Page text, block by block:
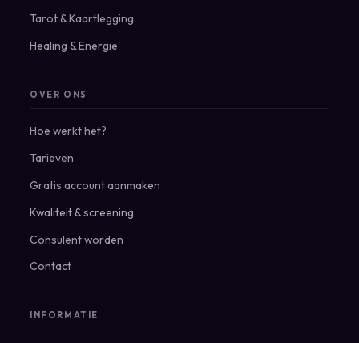
Tarot & Kaartlegging
Healing & Energie
OVER ONS
Hoe werkt het?
Tarieven
Gratis account aanmaken
Kwaliteit & screening
Consulent worden
Contact
INFORMATIE